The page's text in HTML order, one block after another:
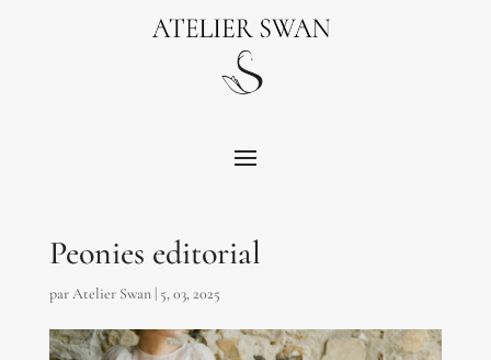
Peonies editorial
parAtelier Swan| 5, 03, 2025